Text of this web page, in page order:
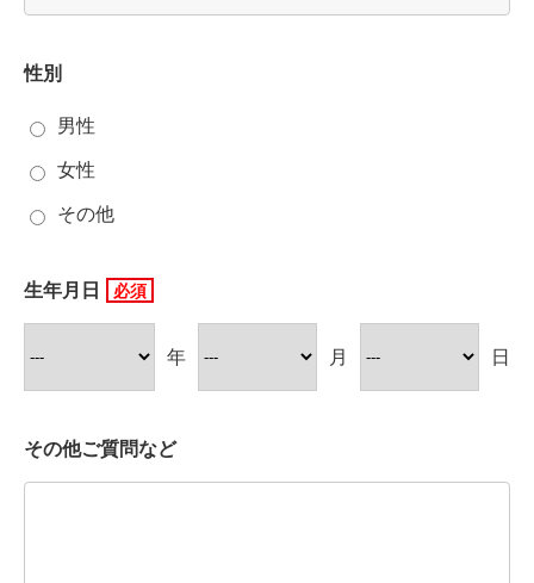
性別
男性
女性
その他
生年月日
年 月 日
その他ご質問など